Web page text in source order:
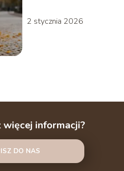
2 stycznia 2026
więcej informacji?
DO NAS